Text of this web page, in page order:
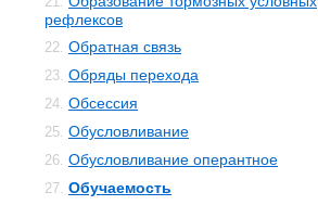
рефлексов
22. Обратная связь
23. Обряды перехода
24. Обсессия
25. Обусловливание
26. Обусловливание оперантное
27. Обучаемость